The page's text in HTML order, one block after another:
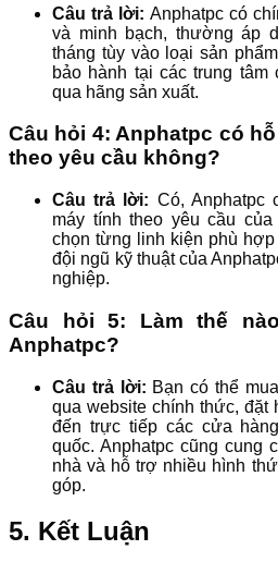
Câu trả lời: Anphatpc có
và minh bạch, thường áp
tháng tùy vào loại sản
bảo hành tại các trung tâm
qua hãng sản xuất.
Câu hỏi 4: Anphatpc có
theo yêu cầu không?
Câu trả lời: Có, Anphatpc
máy tính theo yêu cầu
chọn từng linh kiện phù
đội ngũ kỹ thuật của
nghiệp.
Câu hỏi 5: Làm thế
Anphatpc?
Câu trả lời: Bạn có thể
qua website chính thức, đặt
đến trực tiếp các cửa
quốc. Anphatpc cũng cung
nhà và hỗ trợ nhiều hình
góp.
5. Kết Luận